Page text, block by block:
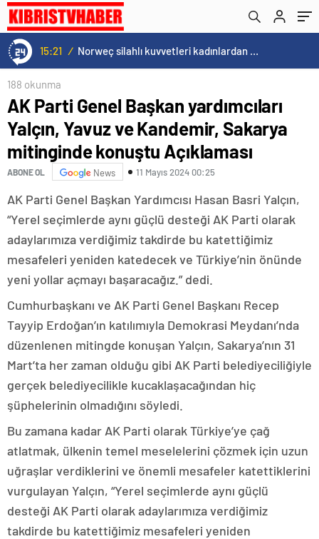
15:20 / Cristiano Ronaldo’nun akıllara zarar tüm kariyerinin istatistiğini çıkardık !
konuştu Açıklaması
188 okunma
AK Parti Genel Başkan yardımcıları
Yalçın, Yavuz ve Kandemir, Sakarya
mitinginde konuştu Açıklaması
ABONE OL News 11 Mayıs 2024 00:25
AK Parti Genel Başkan Yardımcısı Hasan Basri Yalçın,
“Yerel seçimlerde aynı güçlü desteği AK Parti olarak
adaylarımıza verdiğimiz takdirde bu katettiğimiz
mesafeleri yeniden katedecek ve Türkiye’nin önünde
yeni yollar açmayı başaracağız.” dedi.
Cumhurbaşkanı ve AK Parti Genel Başkanı Recep
Tayyip Erdoğan’ın katılımıyla Demokrasi Meydanı’nda
düzenlenen mitingde konuşan Yalçın, Sakarya’nın 31
Mart’ta her zaman olduğu gibi AK Parti belediyeciliğiyle
gerçek belediyecilikle kucaklaşacağından hiç
şüphelerinin olmadığını söyledi.
Bu zamana kadar AK Parti olarak Türkiye’ye çağ
atlatmak, ülkenin temel meselelerini çözmek için uzun
uğraşlar verdiklerini ve önemli mesafeler katettiklerini
vurgulayan Yalçın, “Yerel seçimlerde aynı güçlü
desteği AK Parti olarak adaylarımıza verdiğimiz
takdirde bu katettiğimiz mesafeleri yeniden